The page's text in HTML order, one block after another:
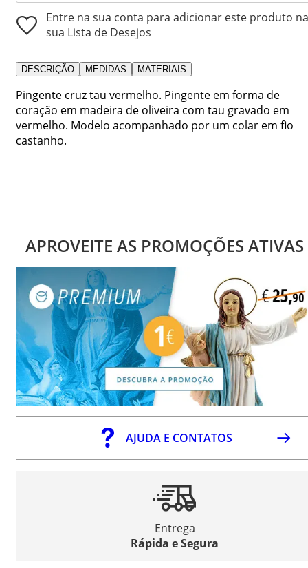
Entre na sua conta para adicionar este produto na
sua Lista de Desejos
DESCRIÇÃO MEDIDAS MATERIAIS
Pingente cruz tau vermelho. Pingente em forma de
coração em madeira de oliveira com tau gravado em
vermelho. Modelo acompanhado por um colar em fio
castanho.
APROVEITE AS PROMOÇÕES ATIVAS
AJUDA E CONTATOS
Entrega
Rápida e Segura